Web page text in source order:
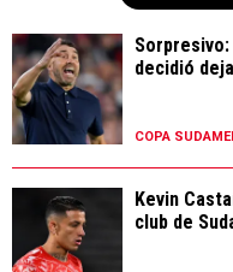
decidió
COPA
Kevin
club de